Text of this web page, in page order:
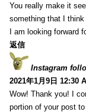
You really make it
something that I
I am looking forward
返信
Instagram
2021年1月9日 12:30
Wow! Thank you! I
portion of your post